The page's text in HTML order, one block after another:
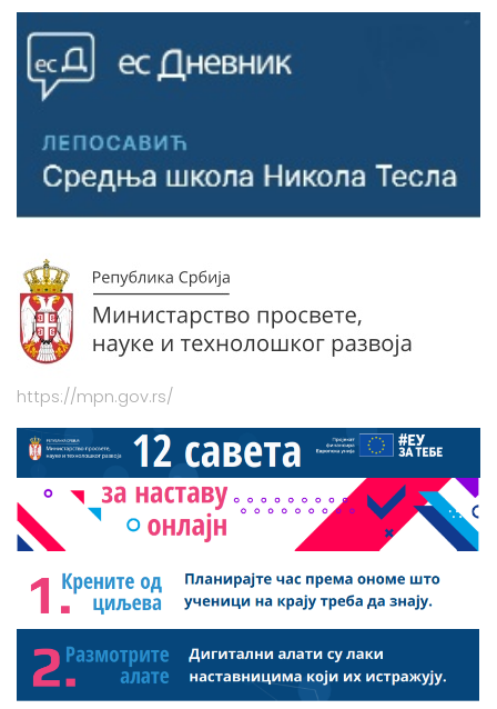
https://mpn.gov.rs/